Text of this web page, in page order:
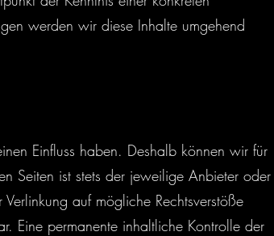
werden wir diese Inhalte umgehend
Einfluss haben. Deshalb können wir für
Seiten ist stets der jeweilige Anbieter oder
auf mögliche Rechtsverstöße
Eine permanente inhaltliche Kontrolle der